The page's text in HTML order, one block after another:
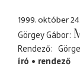
1999. október 24.
Görgey Gábor
Rendező
író
rendező